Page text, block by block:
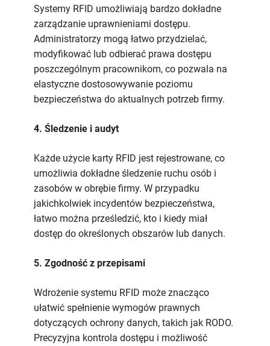
Systemy RFID umożliwiają bardzo dokładne
zarządzanie uprawnieniami dostępu.
Administratorzy mogą łatwo przydzielać,
modyfikować lub odbierać prawa dostępu
poszczególnym pracownikom, co pozwala na
elastyczne dostosowywanie poziomu
bezpieczeństwa do aktualnych potrzeb firmy.
4. Śledzenie i audyt
Każde użycie karty RFID jest rejestrowane, co
umożliwia dokładne śledzenie ruchu osób i
zasobów w obrębie firmy. W przypadku
jakichkolwiek incydentów bezpieczeństwa,
łatwo można prześledzić, kto i kiedy miał
dostęp do określonych obszarów lub danych.
5. Zgodność z przepisami
Wdrożenie systemu RFID może znacząco
ułatwić spełnienie wymogów prawnych
dotyczących ochrony danych, takich jak RODO.
Precyzyjna kontrola dostępu i możliwość